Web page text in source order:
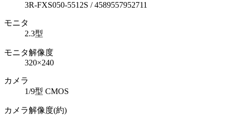
3R-FXS050-5512S / 4589557952711
モニタ
2.3型
モニタ解像度
320×240
カメラ
1/9型 CMOS
カメラ解像度(約)